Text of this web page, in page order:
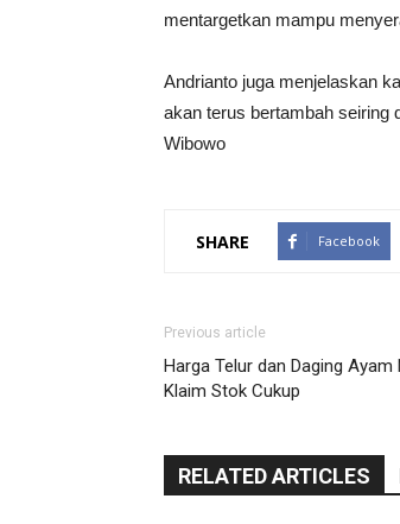
mentargetkan mampu
Andrianto juga menjelaskan
akan terus bertambah seiring
Wibowo
SHARE Facebook
Previous article
Harga Telur dan Daging Ayam
Klaim Stok Cukup
RELATED ARTICLES